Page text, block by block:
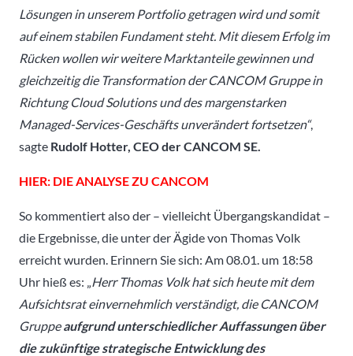
Lösungen in unserem Portfolio getragen wird und somit
auf einem stabilen Fundament steht. Mit diesem Erfolg im
Rücken wollen wir weitere Marktanteile gewinnen und
gleichzeitig die Transformation der CANCOM Gruppe in
Richtung Cloud Solutions und des margenstarken
Managed-Services-Geschäfts unverändert fortsetzen“,
sagte Rudolf Hotter, CEO der CANCOM SE.
HIER: DIE ANALYSE ZU CANCOM
So kommentiert also der – vielleicht Übergangskandidat –
die Ergebnisse, die unter der Ägide von Thomas Volk
erreicht wurden. Erinnern Sie sich: Am 08.01. um 18:58
Uhr hieß es: „Herr Thomas Volk hat sich heute mit dem
Aufsichtsrat einvernehmlich verständigt, die CANCOM
Gruppeaufgrund unterschiedlicher Auffassungen über
die zukünftige strategische Entwicklung des